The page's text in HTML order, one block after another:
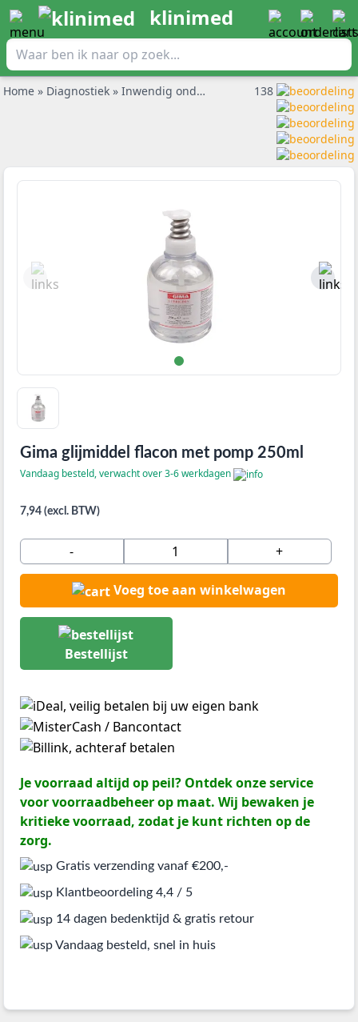
klinimed
Home » Diagnostiek » Inwendig onderzoek Gima glijmiddel
138
Gima glijmiddel flacon met pomp 250ml
Vandaag besteld, verwacht over 3-6 werkdagen
7,94 (excl. BTW)
- +
Voeg toe aan winkelwagen
Bestellijst
Je voorraad altijd op peil? Ontdek onze service
voor voorraadbeheer op maat. Wij bewaken je
kritieke voorraad, zodat je kunt richten op de
zorg.
Gratis verzending vanaf €200,-
Klantbeoordeling 4,4 / 5
14 dagen bedenktijd & gratis retour
Vandaag besteld, snel in huis